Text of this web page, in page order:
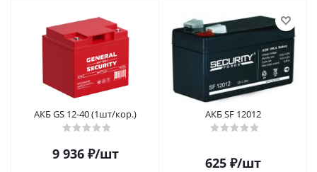
АКБ GS 12-40 (1шт/кор.)
9 936₽/шт
АКБ SF 12012
625 ₽/шт